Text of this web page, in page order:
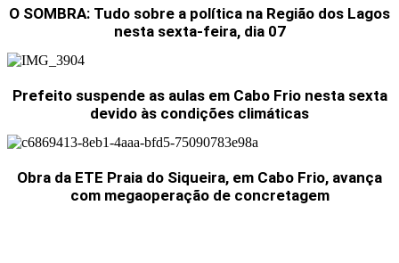
O SOMBRA: Tudo sobre a política na Região dos Lagos
nesta sexta-feira, dia 07
Prefeito suspende as aulas em Cabo Frio nesta sexta
devido às condições climáticas
Obra da ETE Praia do Siqueira, em Cabo Frio, avança
com megaoperação de concretagem